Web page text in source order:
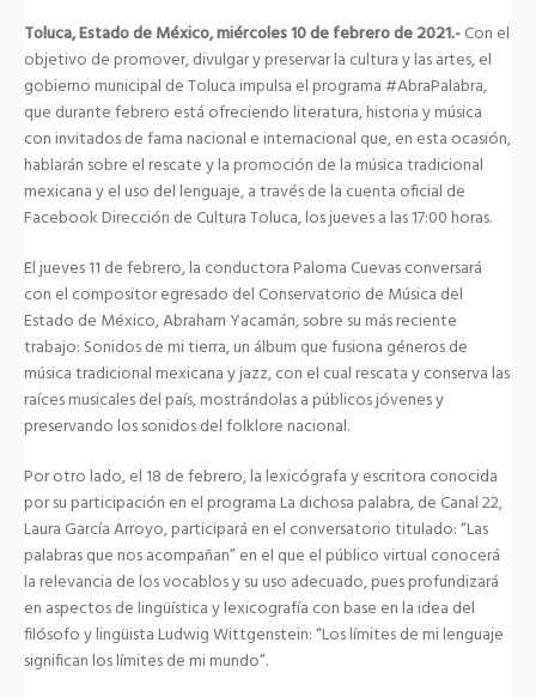
Toluca, Estado de México, miércoles 10 de febrero de 2021.-Con el
objetivo de promover, divulgar y preservar la cultura y las artes, el
gobierno municipal de Toluca impulsa el programa #AbraPalabra,
que durante febrero está ofreciendo literatura, historia y música
con invitados de fama nacional e internacional que, en esta ocasión,
hablarán sobre el rescate y la promoción de la música tradicional
mexicana y el uso del lenguaje, a través de la cuenta oficial de
Facebook Dirección de Cultura Toluca, los jueves a las 17:00 horas.
El jueves 11 de febrero, la conductora Paloma Cuevas conversará
con el compositor egresado del Conservatorio de Música del
Estado de México, Abraham Yacamán, sobre su más reciente
trabajo: Sonidos de mi tierra, un álbum que fusiona géneros de
música tradicional mexicana y jazz, con el cual rescata y conserva las
raíces musicales del país, mostrándolas a públicos jóvenes y
preservando los sonidos del folklore nacional.
Por otro lado, el 18 de febrero, la lexicógrafa y escritora conocida
por su participación en el programa La dichosa palabra, de Canal 22,
Laura García Arroyo, participará en el conversatorio titulado: “Las
palabras que nos acompañan” en el que el público virtual conocerá
la relevancia de los vocablos y su uso adecuado, pues profundizará
en aspectos de lingüística y lexicografía con base en la idea del
filósofo y lingüista Ludwig Wittgenstein: “Los límites de mi lenguaje
significan los límites de mi mundo”.